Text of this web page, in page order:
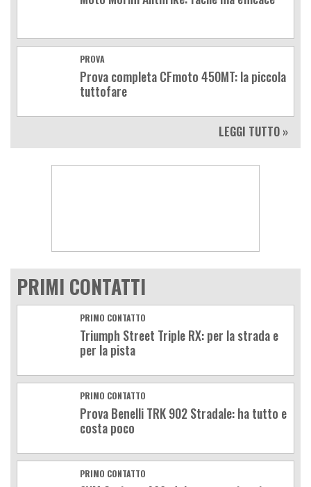
PROVA
Prova completa CFmoto 450MT: la piccola
tuttofare
LEGGI TUTTO »
PRIMI CONTATTI
PRIMO CONTATTO
Triumph Street Triple RX: per la strada e
per la pista
PRIMO CONTATTO
Prova Benelli TRK 902 Stradale: ha tutto e
costa poco
PRIMO CONTATTO